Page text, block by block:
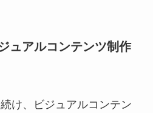
ュアルコンテンツ制作
け、ビジュアルコンテン